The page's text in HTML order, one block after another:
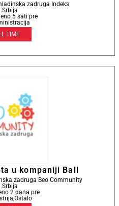
zadruga Indeks
Srbija
5 sati pre
TIME
u kompaniji Ball
zadruga Beo Community
Srbija
2 dana pre
,Ostalo